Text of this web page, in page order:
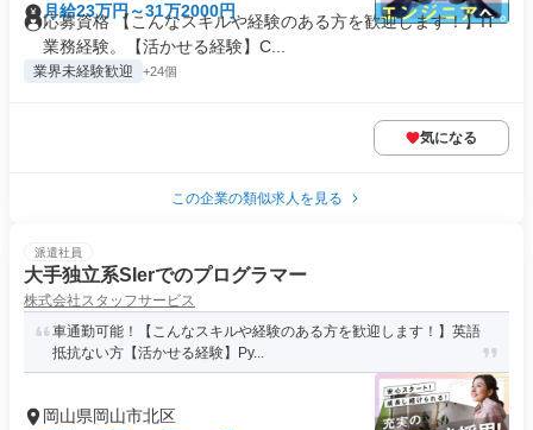
月給23万円～31万2000円
応募資格 【こんなスキルや経験のある方を歓迎します！】IT
業務経験。【活かせる経験】C...
業界未経験歓迎 +24個
気になる
この企業の類似求人を見る
派遣社員
大手独立系SIerでのプログラマー
株式会社スタッフサービス
車通勤可能！【こんなスキルや経験のある方を歓迎します！】英語
抵抗ない方【活かせる経験】Py...
岡山県岡山市北区